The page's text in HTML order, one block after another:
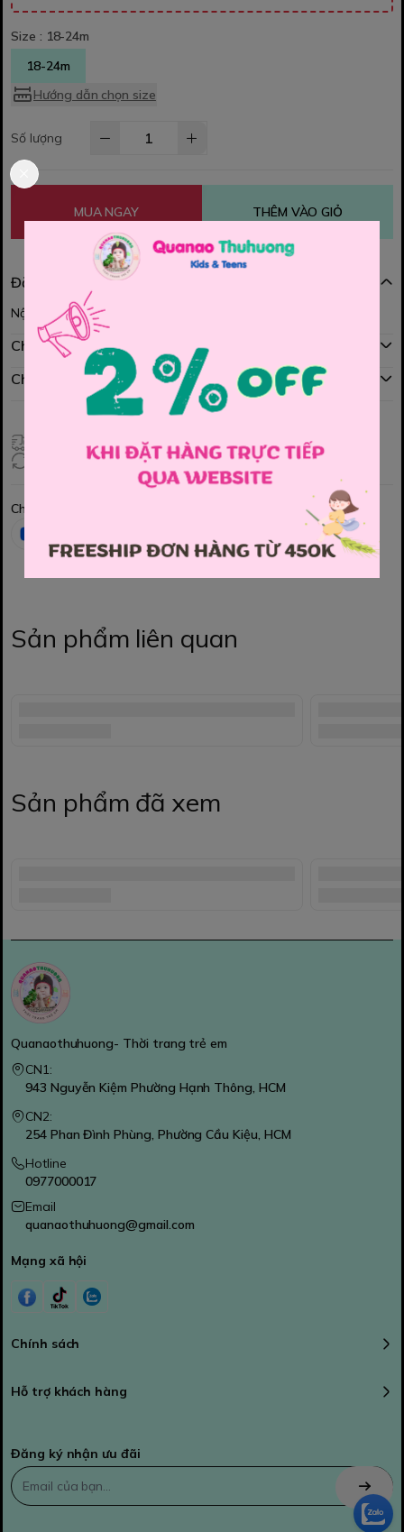
Size : 18-24m
18-24m
Hướng dẫn chọn size
Số lượng
MUA NGAY THÊM VÀO GIỎ
Đặc điểm nổi bật
Nội dung đang được cập nhật
Chính sách mua hàng
Chính sách đổi hàng
Giao hàng toàn quốc
Đổi hàng 3 ngày (HCM), 7 ngày (Tỉnh)
Chia sẻ
Sản phẩm liên quan
Sản phẩm đã xem
Quanaothuhuong- Thời trang trẻ em
CN1:
943 Nguyễn Kiệm Phường Hạnh Thông, HCM
CN2:
254 Phan Đình Phùng, Phường Cầu Kiệu, HCM
Hotline
0977000017
Email
quanaothuhuong@gmail.com
Mạng xã hội
Chính sách
Hỗ trợ khách hàng
Đăng ký nhận ưu đãi